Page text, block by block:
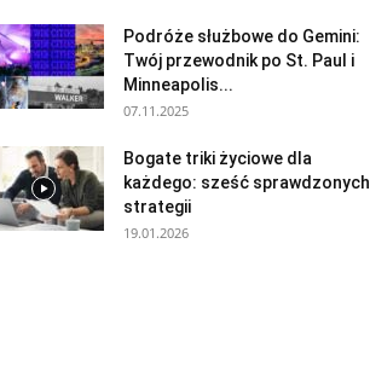
Podróże służbowe do Gemini:
Twój przewodnik po St. Paul i
Minneapolis...
07.11.2025
Bogate triki życiowe dla
każdego: sześć sprawdzonych
strategii
19.01.2026